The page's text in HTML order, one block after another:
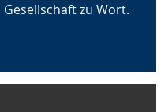
zu Wort.